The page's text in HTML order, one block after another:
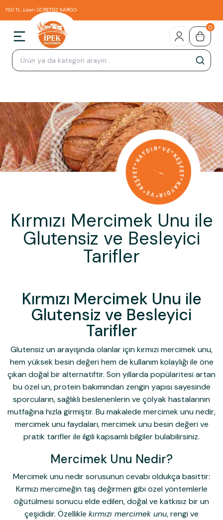
750 TL üzeri ÜCRETSİZ KARGO
0
Kırmızı Mercimek Unu ile
Glutensiz ve Besleyici
Tarifler
Kırmızı Mercimek Unu ile
Glutensiz ve Besleyici
Tarifler
Glutensiz un arayışında olanlar içinkırmızı mercimek unu,
hem yüksek besin değeri hem de kullanım kolaylığı ile öne
çıkan doğal bir alternatiftir. Son yıllarda popülaritesi artan
bu özel un, protein bakımından zengin yapısı sayesinde
sporcuların, sağlıklı beslenenlerin ve çölyak hastalarının
mutfağına hızla girmiştir. Bu makalede mercimek unu nedir,
mercimek unu faydaları,mercimek unu besin değerive
pratik tarifler ile ilgili kapsamlı bilgiler bulabilirsiniz.
Mercimek Unu Nedir?
Mercimek unu nedirsorusunun cevabı oldukça basittir:
Kırmızı mercimeğin taş değirmen gibi özel yöntemlerle
öğütülmesi sonucu elde edilen, doğal ve katkısız bir un
çeşididir. Özellikle kırmızı mercimek unu, rengi ve